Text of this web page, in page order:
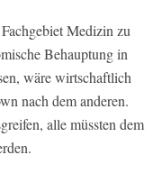
Medizin zu
Behauptung in
wäre wirtschaftlich
nach dem anderen.
alle müssten dem